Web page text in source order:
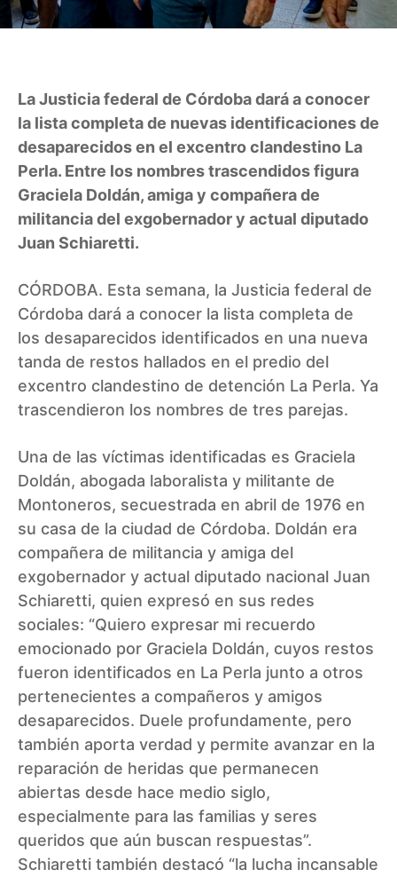
La Justicia federal de Córdoba dará a conocer
la lista completa de nuevas identificaciones de
desaparecidos en el excentro clandestino La
Perla. Entre los nombres trascendidos figura
Graciela Doldán, amiga y compañera de
militancia del exgobernador y actual diputado
Juan Schiaretti.
CÓRDOBA. Esta semana, la Justicia federal de
Córdoba dará a conocer la lista completa de
los desaparecidos identificados en una nueva
tanda de restos hallados en el predio del
excentro clandestino de detención La Perla. Ya
trascendieron los nombres de tres parejas.
Una de las víctimas identificadas es Graciela
Doldán, abogada laboralista y militante de
Montoneros, secuestrada en abril de 1976 en
su casa de la ciudad de Córdoba. Doldán era
compañera de militancia y amiga del
exgobernador y actual diputado nacional Juan
Schiaretti, quien expresó en sus redes
sociales: “Quiero expresar mi recuerdo
emocionado por Graciela Doldán, cuyos restos
fueron identificados en La Perla junto a otros
pertenecientes a compañeros y amigos
desaparecidos. Duele profundamente, pero
también aporta verdad y permite avanzar en la
reparación de heridas que permanecen
abiertas desde hace medio siglo,
especialmente para las familias y seres
queridos que aún buscan respuestas”.
Schiaretti también destacó “la lucha incansable